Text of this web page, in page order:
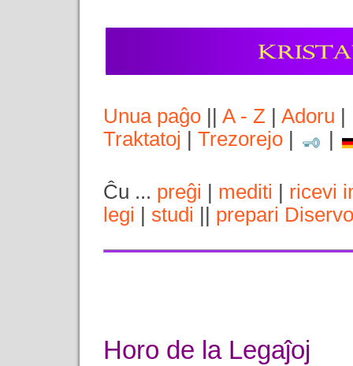
Unua paĝo ||A - Z |Adoru
Traktatoj |Trezorejo
Ĉu ... preĝi mediti
ricevi
legi
studi prepari
Horo de la Legaĵoj